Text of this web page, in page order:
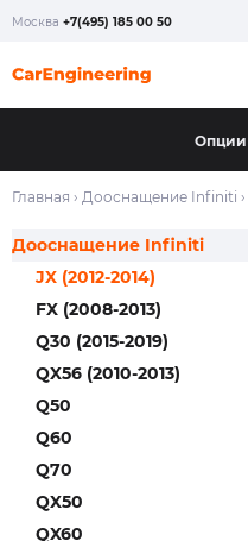
Москва +7(495) 185 00 50
Опции
Главная › Дооснащение Infiniti ›
Дооснащение Infiniti
FX (2008-2013)
JX (2012-2014)
Q30 (2015-2019)
QX56 (2010-2013)
Q50
Q60
Q70
QX50
QX60